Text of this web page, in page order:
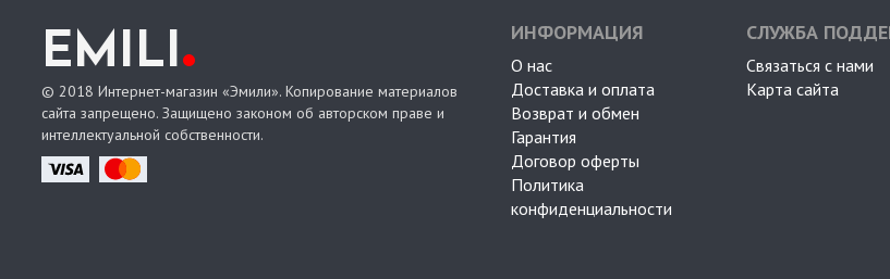
EMILI.
© 2018 Интернет-магазин «Эмили». Копирование материалов
сайта запрещено. Защищено законом об авторском праве и
интеллектуальной собственности.
ИНФОРМАЦИЯ
О нас
Доставка и оплата
Возврат и обмен
Гарантия
Договор оферты
Политика
конфиденциальности
СЛУЖБА
Связаться с нами
Карта сайта